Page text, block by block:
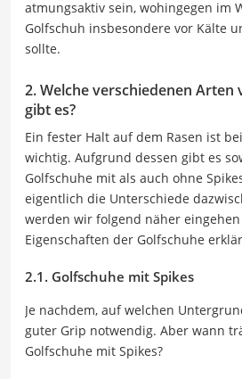
atmungsaktiv sein, wohingegen im
Golfschuh insbesondere vor Kälte
sollte.
2. Welche verschiedenen Arten
gibt es?
Ein fester Halt auf dem Rasen ist
wichtig. Aufgrund dessen gibt es
Golfschuhe mit als auch ohne
eigentlich die Unterschiede
werden wir folgend näher
Eigenschaften der Golfschuhe
2.1. Golfschuhe mit Spikes
Je nachdem, auf welchen
guter Grip notwendig. Aber wann
Golfschuhe mit Spikes?